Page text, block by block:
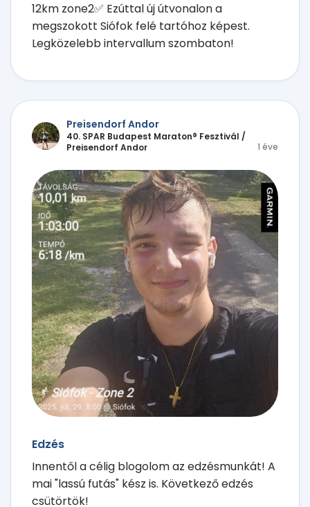
12km zone2✅️ Ezúttal új útvonalon a
megszokott Siófok felé tartóhoz képest.
Legközelebb intervallum szombaton!
Preisendorf Andor
40. SPAR Budapest Maraton® Fesztivál /
Preisendorf Andor
1 éve
Edzés
Innentől a célig blogolom az edzésmunkát! A
mai "lassú futás" kész is. Következő edzés
csütörtök!